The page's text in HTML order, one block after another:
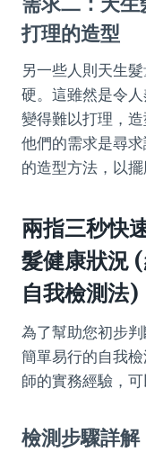
打理的造型
另一些人則天生
硬。這雖然是令
變得難以打理，
他們的需求是尋
的造型方法，以擺
兩指三秒快
髮健康狀況
自我檢測法)
為了幫助您初步
簡單易行的自我
師的實務經驗，可
檢測步驟詳解